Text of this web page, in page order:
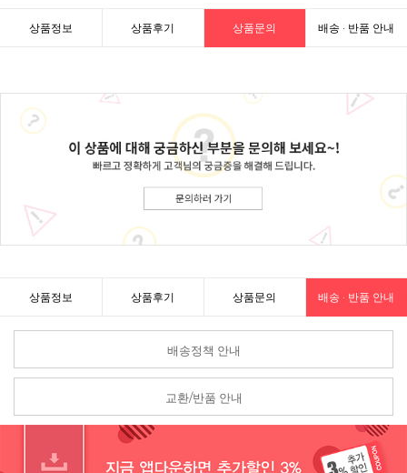
상품정보 상품후기 상품문의 배송 · 반품 안내
상품정보 상품후기 상품문의 배송 · 반품 안내
배송정책 안내
교환/반품 안내